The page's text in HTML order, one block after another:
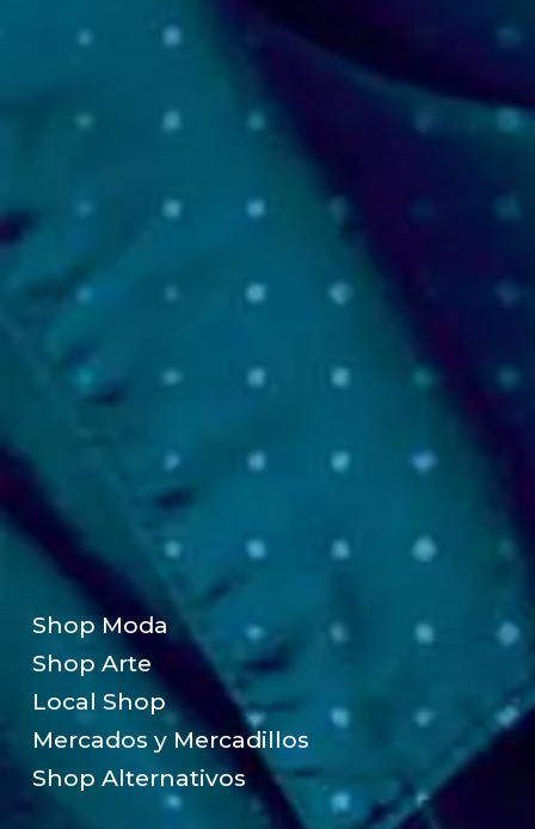
Shop Moda
Shop Arte
Local Shop
Mercados y Mercadillos
Shop Alternativos